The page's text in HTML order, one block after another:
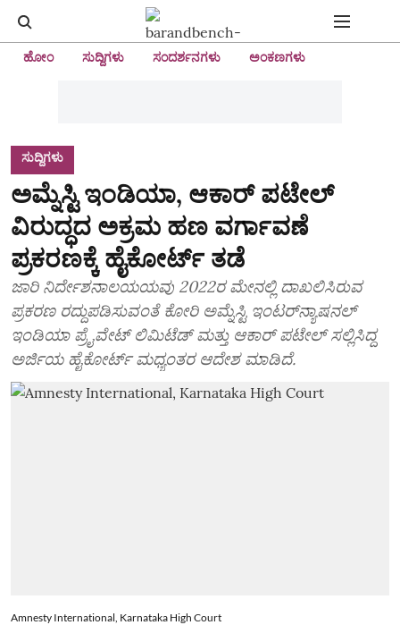
ಹೋಂ ಸುದ್ದಿಗಳು ಸಂದರ್ಶನಗಳು ಅಂಕಣಗಳು
ಸುದ್ದಿಗಳು
ಅಮ್ನೆಸ್ಟಿ ಇಂಡಿಯಾ, ಆಕಾರ್‌ ಪಟೇಲ್‌
ವಿರುದ್ಧದ ಅಕ್ರಮ ಹಣ ವರ್ಗಾವಣೆ
ಪ್ರಕರಣಕ್ಕೆ ಹೈಕೋರ್ಟ್‌ ತಡೆ
ಜಾರಿ ನಿರ್ದೇಶನಾಲಯಯವು 2022ರ ಮೇನಲ್ಲಿ ದಾಖಲಿಸಿರುವ
ಪ್ರಕರಣ ರದ್ದುಪಡಿಸುವಂತೆ ಕೋರಿ ಅಮ್ನೆಸ್ಟಿ ಇಂಟರ್‌ನ್ಯಾಷನಲ್‌
ಇಂಡಿಯಾ ಪ್ರೈವೇಟ್‌ ಲಿಮಿಟೆಡ್‌ ಮತ್ತು ಆಕಾರ್‌ ಪಟೇಲ್‌ ಸಲ್ಲಿಸಿದ್ದ
ಅರ್ಜಿಯ ಹೈಕೋರ್ಟ್‌ ಮಧ್ಯಂತರ ಆದೇಶ ಮಾಡಿದೆ.
Amnesty International, Karnataka High Court